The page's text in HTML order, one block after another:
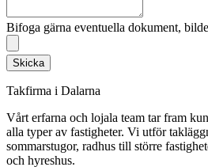
Bifoga gärna eventuella dokument,
Skicka
Takfirma i Dalarna
Vårt erfarna och lojala team tar fram
alla typer av fastigheter. Vi utför
sommarstugor, radhus till större
och hyreshus.